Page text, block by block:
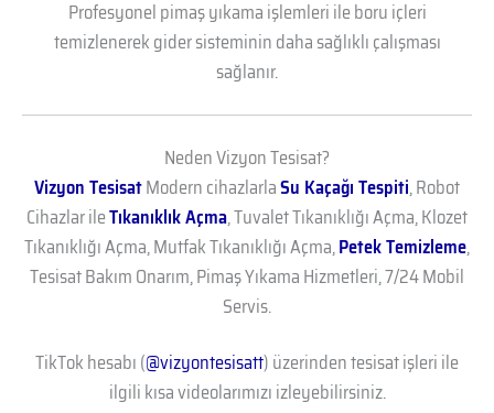
Profesyonel pimaş yıkama işlemleri ile boru içleri
temizlenerek gider sisteminin daha sağlıklı çalışması
sağlanır.
Neden Vizyon Tesisat?
Vizyon TesisatModern cihazlarlaSu Kaçağı Tespiti, Robot
Cihazlar ileTıkanıklık Açma, Tuvalet Tıkanıklığı Açma, Klozet
Tıkanıklığı Açma, Mutfak Tıkanıklığı Açma,Petek Temizleme,
Tesisat Bakım Onarım, Pimaş Yıkama Hizmetleri, 7/24 Mobil
Servis.
TikTok hesabı (@vizyontesisatt) üzerinden tesisat işleri ile
ilgili kısa videolarımızı izleyebilirsiniz.